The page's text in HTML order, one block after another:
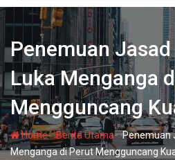
Penemuan
Luka Menganga
Mengguncang
Home-Berita Utama-Penemuan
Menganga di Perut Mengguncang